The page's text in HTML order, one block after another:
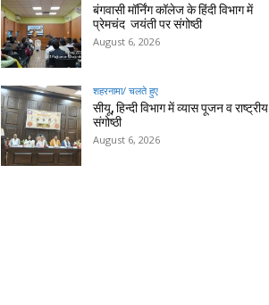
बंगवासी मॉर्निंग कॉलेज के हिंदी विभाग में
प्रेमचंद जयंती पर संगोष्ठी
August 6, 2026
शहरनामा/ चलते हुए
सीयू, हिन्दी विभाग में व्यास पूजन व राष्ट्रीय
संगोष्ठी
August 6, 2026